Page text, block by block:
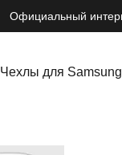
Официальный
Чехлы для Samsung